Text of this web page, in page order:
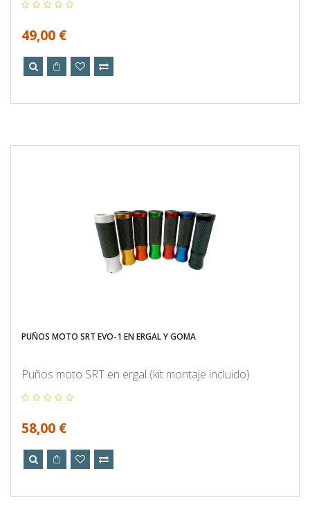
49,00 €
PUÑOS MOTO SRT EVO-1 EN ERGAL Y GOMA
Puños moto SRT en ergal (kit montaje incluido)
58,00 €